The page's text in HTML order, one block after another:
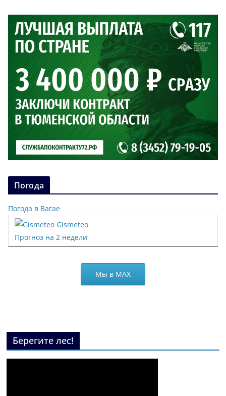
Погода
Погода в Вагае
Gismeteo
Прогноз на 2 недели
Мы в МАХ
Берегите лес!